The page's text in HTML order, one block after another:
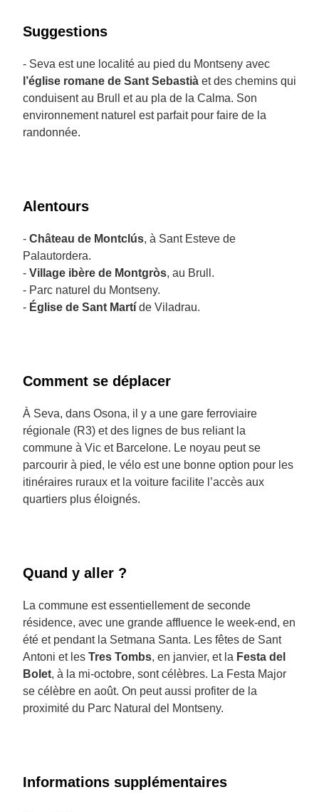
Suggestions
- Seva est une localité au pied du Montseny avec
l’église romane de Sant Sebastià et des chemins qui
conduisent au Brull et au pla de la Calma. Son
environnement naturel est parfait pour faire de la
randonnée.
Alentours
- Château de Montclús, à Sant Esteve de
Palautordera.
- Village ibère de Montgròs, au Brull.
- Parc naturel du Montseny.
- Église de Sant Martí de Viladrau.
Comment se déplacer
À Seva, dans Osona, il y a une gare ferroviaire
régionale (R3) et des lignes de bus reliant la
commune à Vic et Barcelone. Le noyau peut se
parcourir à pied, le vélo est une bonne option pour les
itinéraires ruraux et la voiture facilite l’accès aux
quartiers plus éloignés.
Quand y aller ?
La commune est essentiellement de seconde
résidence, avec une grande affluence le week-end, en
été et pendant la Setmana Santa. Les fêtes de Sant
Antoni et les Tres Tombs, en janvier, et la Festa del
Bolet, à la mi-octobre, sont célèbres. La Festa Major
se célèbre en août. On peut aussi profiter de la
proximité du Parc Natural del Montseny.
Informations supplémentaires